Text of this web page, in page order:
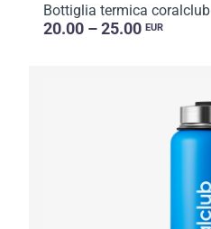
Bottiglia termica coralclub
20.00 – 25.00 EUR